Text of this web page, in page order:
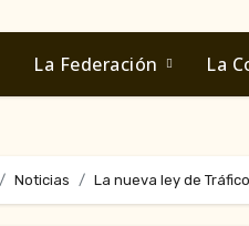
La Federación La
Noticias La nueva ley de